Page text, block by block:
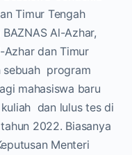
Timur Tengah
Al-Azhar,
Azhar dan Timur
sebuah program
mahasiswa baru
dan lulus tes di
2022. Biasanya
Menteri